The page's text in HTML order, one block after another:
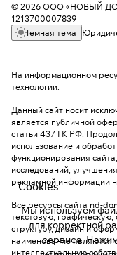
Cookies
Мы используем
для корректной
сервиса.
© 2026 ООО «НОВЫЙ
1213700007839
Темная тема
На информационном
технологии.
Данный сайт носит
является публичной
статьи 437 ГК РФ.
использование и
функционирования
исследований,
рекламной информации
Все ресурсы сайта nd-
текстовую,
структуру, дизайн и
наименование являются
интеллектуальную